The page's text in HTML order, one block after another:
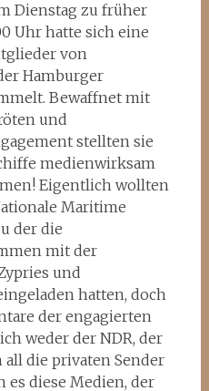
Dienstag zu früher
Uhr hatte sich eine
von
Hamburger
Bewaffnet mit
und
stellten sie
medienwirksam
Eigentlich wollten
Maritime
der die
mit der
und
hatten, doch
der engagierten
weder der NDR, der
die privaten Sender
es diese Medien, der